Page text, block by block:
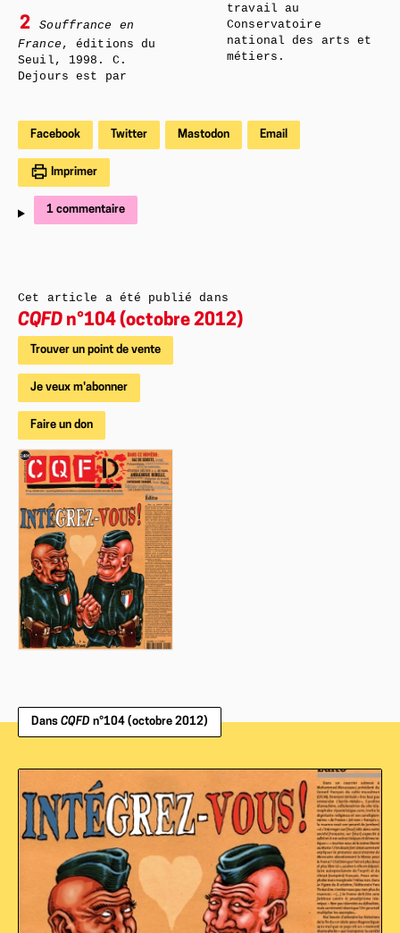
2
Souffrance en
France , éditions du
Seuil, 1998. C.
Dejours est par
travail au
Conservatoire
national des arts et
métiers.
Facebook Twitter Mastodon Email
Imprimer
1 commentaire
Cet article a été publié dans
CQFD n°104 (octobre 2012)
Trouver un point de vente
Je veux m'abonner
Faire un don
Dans CQFD n°104 (octobre 2012)